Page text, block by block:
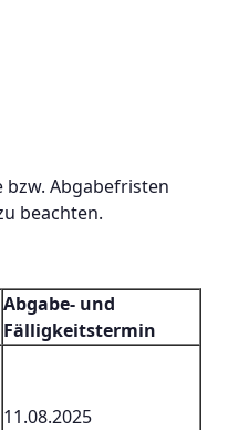
Abgabefristen
beachten.
Abgabe- und
Fälligkeitstermin
11.08.2025